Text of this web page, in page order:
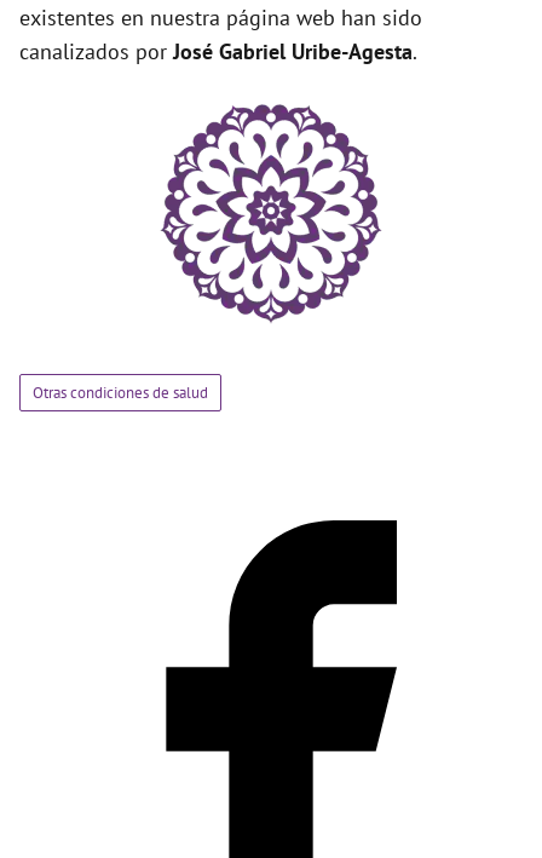
existentes en nuestra página web han sido
canalizados porJosé Gabriel Uribe-Agesta.
Otras condiciones de salud